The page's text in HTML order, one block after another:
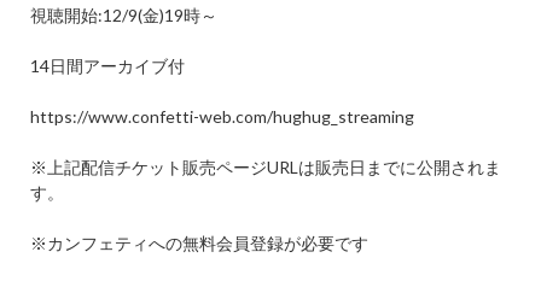
視聴開始:12/9(金)19時～
14日間アーカイブ付
https://www.confetti-web.com/hughug_streaming
※ 上記配信チケット販売ページURL は販売日までに公開されま
す。
※カンフェティへの無料会員登録が必要です